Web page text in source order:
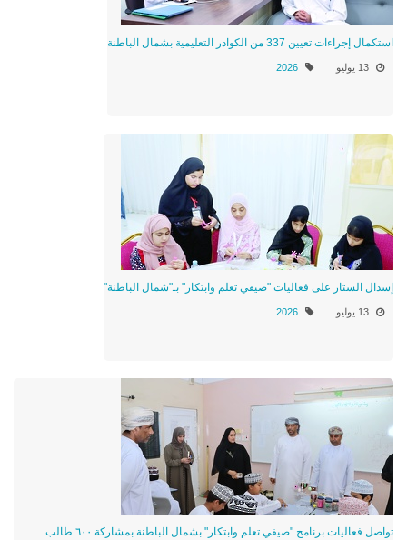
استكمال إجراءات تعيين 337 من الكوادر التعليمية بشمال الباطنة
13 يوليو 2026
إسدال الستار على فعاليات "صيفي تعلم وابتكار" بـ"شمال الباطنة"
13 يوليو 2026
تواصل فعاليات برنامج "صيفي تعلم وابتكار" بشمال الباطنة بمشاركة ٦٠٠ طالب